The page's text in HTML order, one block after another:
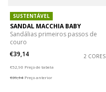
SUSTENTÁVEL
SANDAL MACCHIA BABY
Sandálias primeiros passos de
couro
€39,14
2 CORES
€52,90 Preço de tabela
€39,14 Preço anterior